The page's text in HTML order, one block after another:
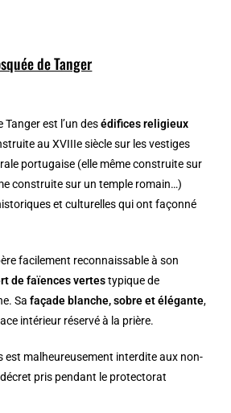
de Tanger
Tanger est l’un desédifices religieux
au XVIIIe siècle sur les vestiges
portugaise (elle même construite sur
construite sur un temple romain…)
et culturelles qui ont façonné
facilement reconnaissable à son
de faïences vertestypique de
Safaçade blanche, sobre et élégante,
intérieur réservé à la prière.
est malheureusement interdite aux non-
pris pendant le protectorat